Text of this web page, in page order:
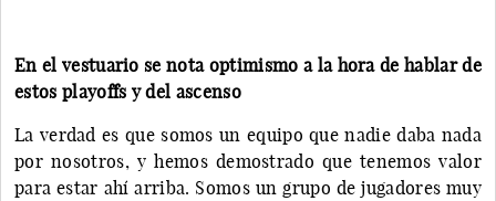
En el vestuario se nota optimismo a la hora de hablar de
estos playoffs y del ascenso
La verdad es que somos un equipo que nadie daba nada
por nosotros, y hemos demostrado que tenemos valor
para estar ahí arriba. Somos un grupo de jugadores muy